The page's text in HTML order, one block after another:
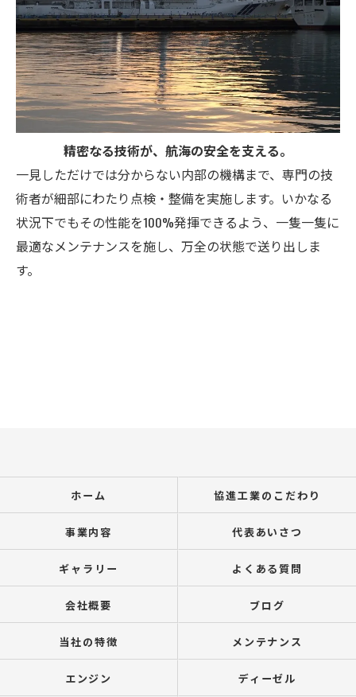
精密なる技術が、航海の安全を支える。
一見しただけでは分からない内部の機構まで、専門の技
術者が細部にわたり点検・整備を実施します。いかなる
状況下でもその性能を100%発揮できるよう、一隻一隻に
最適なメンテナンスを施し、万全の状態で送り出しま
す。
ホーム 協進工業のこだわり
事業内容 代表あいさつ
ギャラリー よくある質問
会社概要 ブログ
当社の特徴 メンテナンス
エンジン ディーゼル